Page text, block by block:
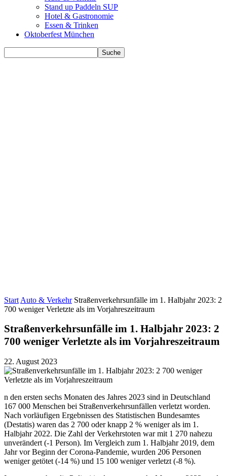
Stand up Paddeln SUP
Hotel & Gastronomie
Essen & Trinken
Oktoberfest München
Start Auto & Verkehr Straßenverkehrsunfälle im 1. Halbjahr 2023: 2
700 weniger Verletzte als im Vorjahreszeitraum
Straßenverkehrsunfälle im 1. Halbjahr 2023: 2
700 weniger Verletzte als im Vorjahreszeitraum
22. August 2023
n den ersten sechs Monaten des Jahres 2023 sind in Deutschland
167 000 Menschen bei Straßenverkehrsunfällen verletzt worden.
Nach vorläufigen Ergebnissen des Statistischen Bundesamtes
(Destatis) waren das 2 700 oder knapp 2 % weniger als im 1.
Halbjahr 2022. Die Zahl der Verkehrstoten war mit 1 270 nahezu
unverändert (-1 Person). Im Vergleich zum 1. Halbjahr 2019, dem
Jahr vor Beginn der Corona-Pandemie, wurden 206 Personen
weniger getötet (-14 %) und 15 100 weniger verletzt (-8 %).